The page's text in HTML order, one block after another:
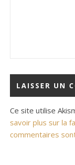
Ce site utilise
savoir plus sur la
commentaires